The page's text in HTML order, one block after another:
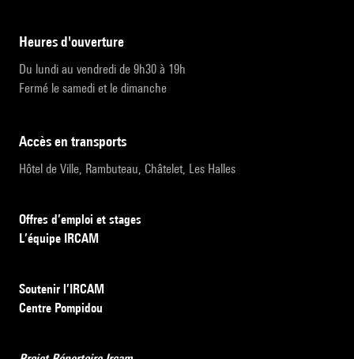
heures d'ouverture
Du lundi au vendredi de 9h30 à 19h
Fermé le samedi et le dimanche
accès en transports
Hôtel de Ville, Rambuteau, Châtelet, Les Halles
Offres d’emploi et stages
L’équipe IRCAM
Soutenir l’IRCAM
Centre Pompidou